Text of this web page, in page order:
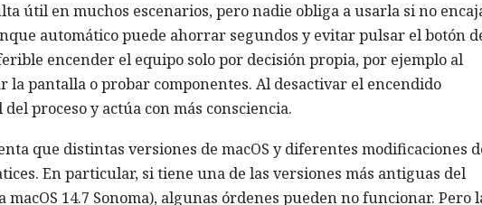
útil en muchos escenarios, pero nadie obliga a usarla si no
automático puede ahorrar segundos y evitar pulsar el botón
encender el equipo solo por decisión propia, por ejemplo al
pantalla o probar componentes. Al desactivar el encendido
proceso y actúa con más consciencia.
que distintas versiones de macOS y diferentes modificaciones
En particular, si tiene una de las versiones más antiguas del
14.7 Sonoma), algunas órdenes pueden no funcionar. Pero